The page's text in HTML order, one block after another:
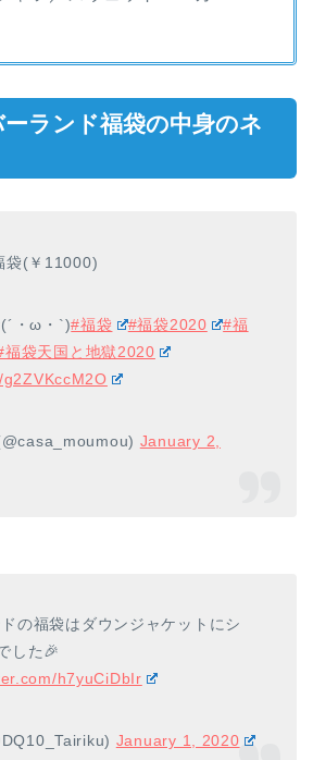
ランド福袋の中身のネ
袋(￥11000)
(´・ω・`)#福袋 #福袋2020
#福
福袋天国と地獄2020
January 2,
の福袋はダウンジャケットにシ
した🎉
h7yuCiDbIr
January 1, 2020